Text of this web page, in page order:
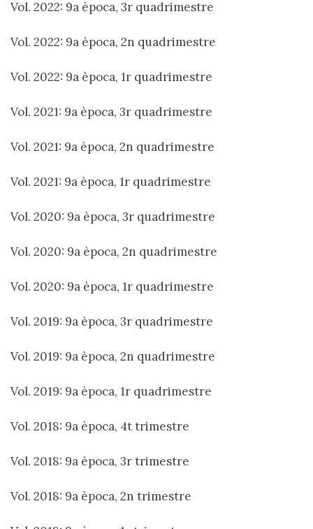
Vol. 2022: 9a època, 3r quadrimestre
Vol. 2022: 9a època, 2n quadrimestre
Vol. 2022: 9a època, 1r quadrimestre
Vol. 2021: 9a època, 3r quadrimestre
Vol. 2021: 9a època, 2n quadrimestre
Vol. 2021: 9a època, 1r quadrimestre
Vol. 2020: 9a època, 3r quadrimestre
Vol. 2020: 9a època, 2n quadrimestre
Vol. 2020: 9a època, 1r quadrimestre
Vol. 2019: 9a època, 3r quadrimestre
Vol. 2019: 9a època, 2n quadrimestre
Vol. 2019: 9a època, 1r quadrimestre
Vol. 2018: 9a època, 4t trimestre
Vol. 2018: 9a època, 3r trimestre
Vol. 2018: 9a època, 2n trimestre